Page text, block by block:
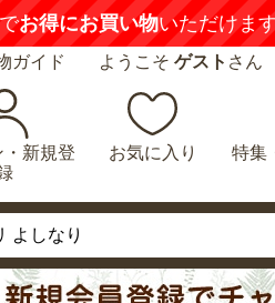
お得にお買い物いただけま
ガイド ようこそ ゲスト さん
・新規登
お気に入り
特集